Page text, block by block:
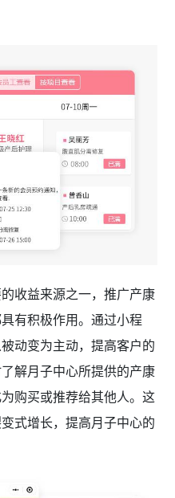
收益来源之一，推广产康
有积极作用。通过小程
动变为主动，提高客户的
解月子中心所提供的产康
购买或推荐给其他人。这
式增长，提高月子中心的